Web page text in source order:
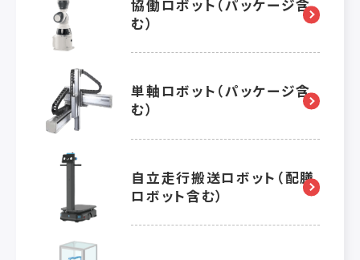
協働ロボット（パッケージ含
む）
単軸ロボット（パッケージ含
む）
自立走行搬送ロボット（配膳
ロボット含む）